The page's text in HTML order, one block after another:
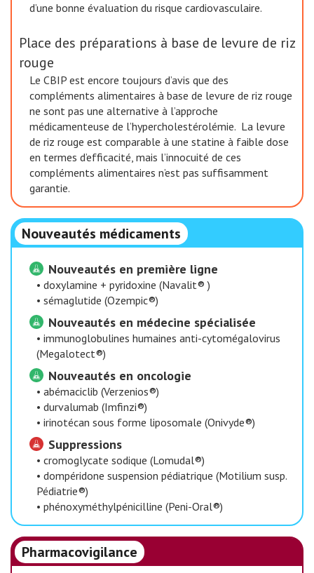
d’une bonne évaluation du risque cardiovasculaire.
Place des préparations à base de levure de riz
rouge
Le CBIP est encore toujours d’avis que des
compléments alimentaires à base de levure de riz rouge
ne sont pas une alternative à l’approche
médicamenteuse de l’hypercholestérolémie. La levure
de riz rouge est comparable à une statine à faible dose
en termes d’efficacité, mais l’innocuité de ces
compléments alimentaires n’est pas suffisamment
garantie.
Nouveautés médicaments
Nouveautés en première ligne
• doxylamine + pyridoxine (Navalit® )
• sémaglutide (Ozempic®)
Nouveautés en médecine spécialisée
• immunoglobulines humaines anti-cytomégalovirus
(Megalotect®)
Nouveautés en oncologie
• abémaciclib (Verzenios®)
• durvalumab (Imfinzi®)
• irinotécan sous forme liposomale (Onivyde®)
Suppressions
• cromoglycate sodique (Lomudal®)
• dompéridone suspension pédiatrique (Motilium susp.
Pédiatrie®)
• phénoxyméthylpénicilline (Peni-Oral®)
Pharmacovigilance